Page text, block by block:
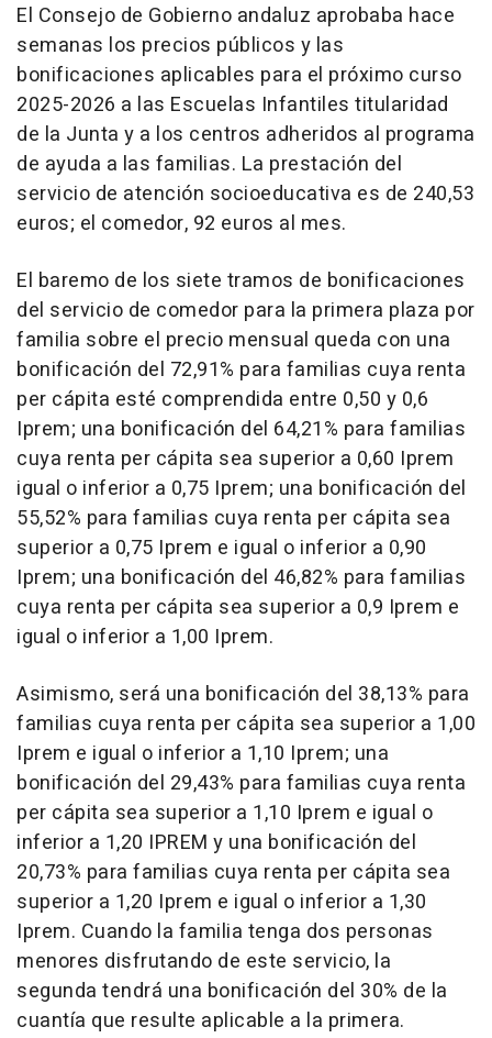
El Consejo de Gobierno andaluz aprobaba hace
semanas los precios públicos y las
bonificaciones aplicables para el próximo curso
2025-2026 a las Escuelas Infantiles titularidad
de la Junta y a los centros adheridos al programa
de ayuda a las familias. La prestación del
servicio de atención socioeducativa es de 240,53
euros; el comedor, 92 euros al mes.
El baremo de los siete tramos de bonificaciones
del servicio de comedor para la primera plaza por
familia sobre el precio mensual queda con una
bonificación del 72,91% para familias cuya renta
per cápita esté comprendida entre 0,50 y 0,6
Iprem; una bonificación del 64,21% para familias
cuya renta per cápita sea superior a 0,60 Iprem
igual o inferior a 0,75 Iprem; una bonificación del
55,52% para familias cuya renta per cápita sea
superior a 0,75 Iprem e igual o inferior a 0,90
Iprem; una bonificación del 46,82% para familias
cuya renta per cápita sea superior a 0,9 Iprem e
igual o inferior a 1,00 Iprem.
Asimismo, será una bonificación del 38,13% para
familias cuya renta per cápita sea superior a 1,00
Iprem e igual o inferior a 1,10 Iprem; una
bonificación del 29,43% para familias cuya renta
per cápita sea superior a 1,10 Iprem e igual o
inferior a 1,20 IPREM y una bonificación del
20,73% para familias cuya renta per cápita sea
superior a 1,20 Iprem e igual o inferior a 1,30
Iprem. Cuando la familia tenga dos personas
menores disfrutando de este servicio, la
segunda tendrá una bonificación del 30% de la
cuantía que resulte aplicable a la primera.